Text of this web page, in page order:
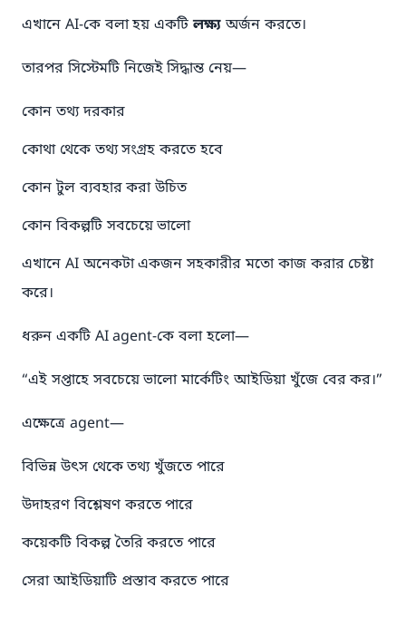
এখানে AI-কে বলা হয় একটিলক্ষ্যঅর্জন করতে।
তারপর সিস্টেমটি নিজেই সিদ্ধান্ত নেয়—
কোন তথ্য দরকার
কোথা থেকে তথ্য সংগ্রহ করতে হবে
কোন টুল ব্যবহার করা উচিত
কোন বিকল্পটি সবচেয়ে ভালো
এখানে AI অনেকটা একজন সহকারীর মতো কাজ করার চেষ্টা
করে।
ধরুন একটি AI agent-কে বলা হলো—
“এই সপ্তাহে সবচেয়ে ভালো মার্কেটিং আইডিয়া খুঁজে বের কর।”
এক্ষেত্রে agent—
বিভিন্ন উৎস থেকে তথ্য খুঁজতে পারে
উদাহরণ বিশ্লেষণ করতে পারে
কয়েকটি বিকল্প তৈরি করতে পারে
সেরা আইডিয়াটি প্রস্তাব করতে পারে